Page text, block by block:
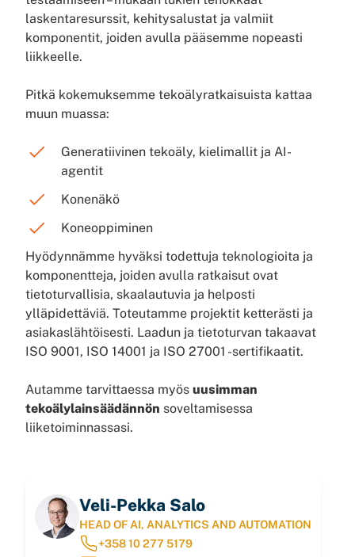
laskentaresurssit, kehitysalustat ja valmiit
komponentit, joiden avulla pääsemme nopeasti
liikkeelle.
Pitkä kokemuksemme tekoälyratkaisuista kattaa
muun muassa:
Generatiivinen tekoäly, kielimallit ja AI-
agentit
Konenäkö
Koneoppiminen
Hyödynnämme hyväksi todettuja teknologioita ja
komponentteja, joiden avulla ratkaisut ovat
tietoturvallisia, skaalautuvia ja helposti
ylläpidettäviä. Toteutamme projektit ketterästi ja
asiakaslähtöisesti. Laadun ja tietoturvan takaavat
ISO 9001, ISO 14001 ja ISO 27001 -sertifikaatit.
Autamme tarvittaessa myös uusimman
tekoälylainsäädännön soveltamisessa
liiketoiminnassasi.
Veli-Pekka Salo
HEAD OF AI, ANALYTICS AND AUTOMATION
+358 10 277 5179